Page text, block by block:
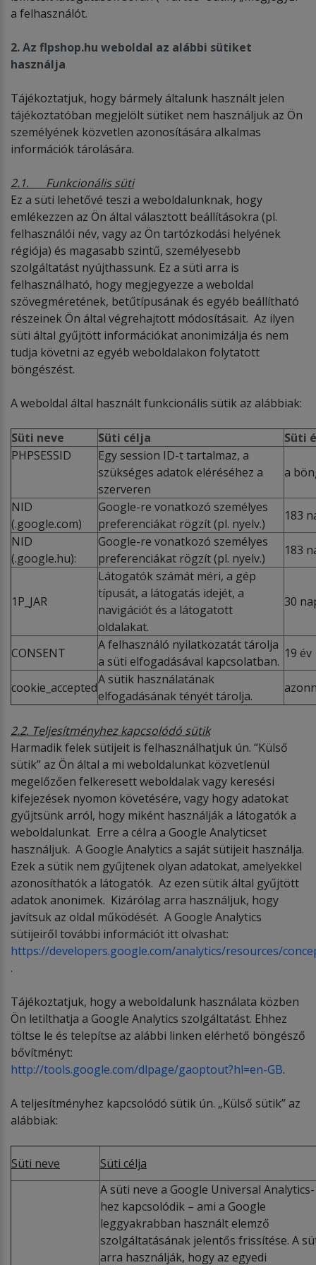
a felhasználót.
2. Az flpshop.hu weboldal az alábbi sütiket
használja
Tájékoztatjuk, hogy bármely általunk használt jelen
tájékoztatóban megjelölt sütiket nem használjuk az Ön
személyének közvetlen azonosítására alkalmas
információk tárolására.
2.1. Funkcionális süti
Ez a süti lehetővé teszi a weboldalunknak, hogy
emlékezzen az Ön által választott beállításokra (pl.
felhasználói név, vagy az Ön tartózkodási helyének
régiója) és magasabb szintű, személyesebb
szolgáltatást nyújthassunk. Ez a süti arra is
felhasználható, hogy megjegyezze a weboldal
szövegméretének, betűtípusának és egyéb beállítható
részeinek Ön által végrehajtott módosításait. Az ilyen
süti által gyűjtött információkat anonimizálja és nem
tudja követni az egyéb weboldalakon folytatott
böngészést.
A weboldal által használt funkcionális sütik az alábbiak:
Süti neve Süti célja
Süti
PHPSESSID
Egy session ID-t tartalmaz, a
szükséges adatok eléréséhez a
szerveren
a
NID
(.google.com)
Google-re vonatkozó személyes
preferenciákat rögzít (pl. nyelv.)
183
NID
(.google.hu):
Google-re vonatkozó személyes
preferenciákat rögzít (pl. nyelv.)
183
1P_JAR
Látogatók számát méri, a gép
típusát, a látogatás idejét, a
navigációt és a látogatott
oldalakat.
30
CONSENT
A felhasználó nyilatkozatát tárolja
a süti elfogadásával kapcsolatban.
19 év
cookie_accepted
A sütik használatának
elfogadásának tényét tárolja.
2.2. Teljesítményhez kapcsolódó sütik
Harmadik felek sütijeit is felhasználhatjuk ún. “Külső
sütik” az Ön által a mi weboldalunkat közvetlenül
megelőzően felkeresett weboldalak vagy keresési
kifejezések nyomon követésére, vagy hogy adatokat
gyűjtsünk arról, hogy miként használják a látogatók a
weboldalunkat. Erre a célra a Google Analyticset
használjuk. A Google Analytics a saját sütijeit használja.
Ezek a sütik nem gyűjtenek olyan adatokat, amelyekkel
azonosíthatók a látogatók. Az ezen sütik által gyűjtött
adatok anonimek. Kizárólag arra használjuk, hogy
javítsuk az oldal működését. A Google Analytics
sütijeiről további információt itt olvashat:
https://developers.google.com/analytics/resources/
.
Tájékoztatjuk, hogy a weboldalunk használata közben
Ön letilthatja a Google Analytics szolgáltatást. Ehhez
töltse le és telepítse az alábbi linken elérhető böngésző
bővítményt:
http://tools.google.com/dlpage/gaoptout?hl=en-GB.
A teljesítményhez kapcsolódó sütik ún. „Külső sütik” az
alábbiak:
Süti neve
Süti célja
A süti neve a Google Universal Analytics-
hez kapcsolódik – ami a Google
leggyakrabban használt elemző
szolgáltatásának jelentős frissítése. A
arra használják, hogy az egyedi